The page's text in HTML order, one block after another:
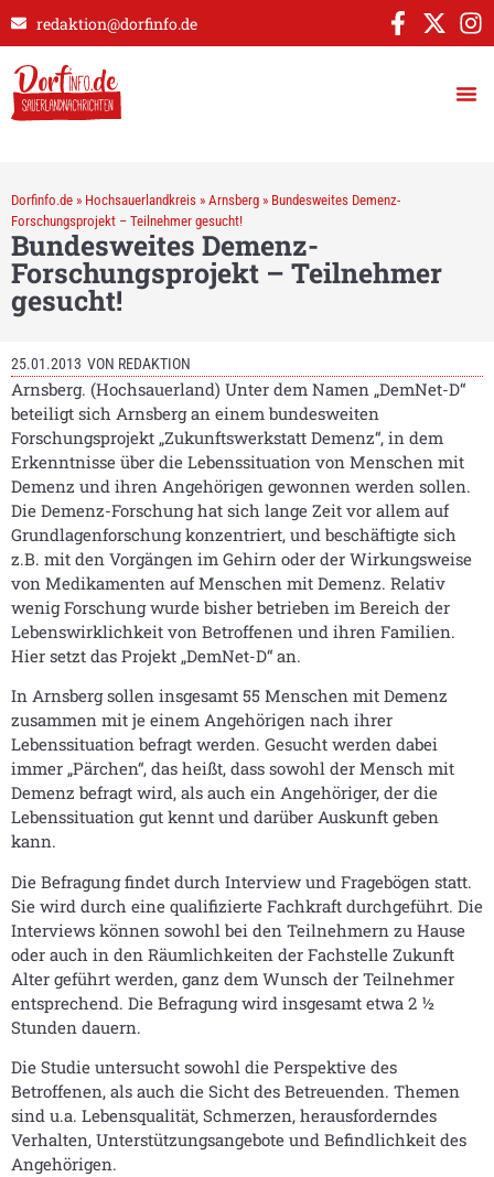
redaktion@dorfinfo.de
Dorfinfo.de » Hochsauerlandkreis » Arnsberg » Bundesweites Demenz-
Forschungsprojekt – Teilnehmer gesucht!
Bundesweites Demenz-
Forschungsprojekt – Teilnehmer
gesucht!
25.01.2013 VON REDAKTION
Arnsberg. (Hochsauerland) Unter dem Namen „DemNet-D“
beteiligt sich Arnsberg an einem bundesweiten
Forschungsprojekt „Zukunftswerkstatt Demenz“, in dem
Erkenntnisse über die Lebenssituation von Menschen mit
Demenz und ihren Angehörigen gewonnen werden sollen.
Die Demenz-Forschung hat sich lange Zeit vor allem auf
Grundlagenforschung konzentriert, und beschäftigte sich
z.B. mit den Vorgängen im Gehirn oder der Wirkungsweise
von Medikamenten auf Menschen mit Demenz. Relativ
wenig Forschung wurde bisher betrieben im Bereich der
Lebenswirklichkeit von Betroffenen und ihren Familien.
Hier setzt das Projekt „DemNet-D“ an.
In Arnsberg sollen insgesamt 55 Menschen mit Demenz
zusammen mit je einem Angehörigen nach ihrer
Lebenssituation befragt werden. Gesucht werden dabei
immer „Pärchen“, das heißt, dass sowohl der Mensch mit
Demenz befragt wird, als auch ein Angehöriger, der die
Lebenssituation gut kennt und darüber Auskunft geben
kann.
Die Befragung findet durch Interview und Fragebögen statt.
Sie wird durch eine qualifizierte Fachkraft durchgeführt. Die
Interviews können sowohl bei den Teilnehmern zu Hause
oder auch in den Räumlichkeiten der Fachstelle Zukunft
Alter geführt werden, ganz dem Wunsch der Teilnehmer
entsprechend. Die Befragung wird insgesamt etwa 2 ½
Stunden dauern.
Die Studie untersucht sowohl die Perspektive des
Betroffenen, als auch die Sicht des Betreuenden. Themen
sind u.a. Lebensqualität, Schmerzen, herausforderndes
Verhalten, Unterstützungsangebote und Befindlichkeit des
Angehörigen.